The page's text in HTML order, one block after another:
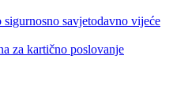
sigurnosno savjetodavno vijeće
za kartično poslovanje